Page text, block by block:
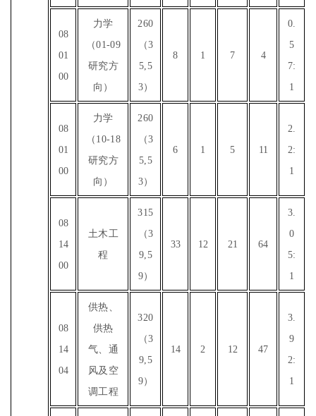
08
01
00
力学
（01-09
研究方
向）
260
（3
5,5
3）
8 1 7 4
0.
5
7:
1
08
01
00
力学
（10-18
研究方
向）
260
（3
5,5
3）
6 1 5 11
2.
2:
1
08
14
00
土木工
程
315
（3
9,5
9）
33 12 21 64
3.
0
5:
1
08
14
04
供热、
供热
气、通
风及空
调工程
320
（3
9,5
9）
14 2 12 47
3.
9
2:
1